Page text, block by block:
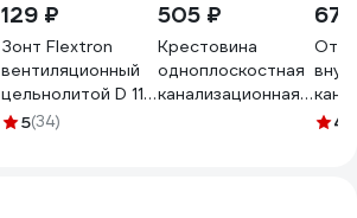
129 ₽
Зонт Flextron
вентиляционный
цельнолитой D 110
мм, для
5(34)
505 ₽
Крестовина
одноплоскостная
канализационная
4.4